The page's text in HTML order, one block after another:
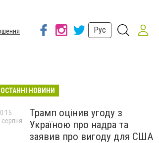
Рус
ОСТАННІ НОВИНИ
Трамп оцінив угоду з
Україною про надра та
заявив про вигоду для США
серпня